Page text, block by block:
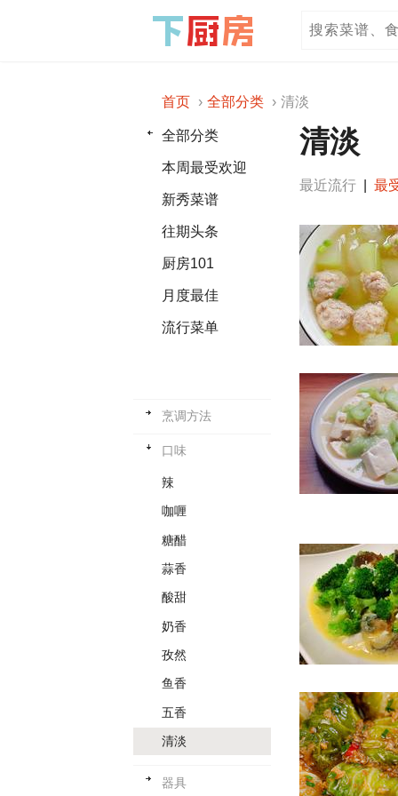
首页 全部分类 清淡
全部分类
本周最受欢迎
新秀菜谱
往期头条
厨房101
月度最佳
流行菜单
烹调方法
口味
辣
咖喱
糖醋
蒜香
酸甜
奶香
孜然
鱼香
五香
清淡
器具
清淡
最近流行 最